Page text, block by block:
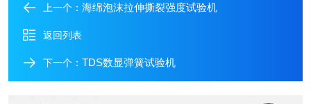
上一个： 海绵泡沫拉伸撕裂强度试验机
返回列表
下一个： TDS数显弹簧试验机